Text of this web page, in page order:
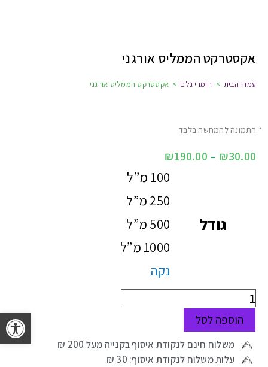
אקסטרקט הממליס אורגני
עמוד הבית > חומרי גלם > אקסטרקט הממליס אורגני
₪30.00
–
₪190.00
גודל
100 מ”ל
250 מ”ל
500 מ”ל
1000 מ”ל
נקה
הוספה לסל
משלוח חינם לנקודת איסוף בקנייה מעל 200 ₪
עלות משלוח לנקודת איסוף: 30 ₪
* התמונה להמחשה בלבד